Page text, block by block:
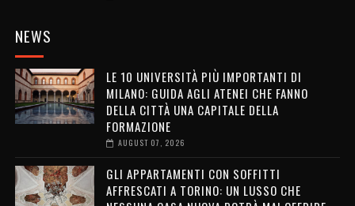
NEWS
LE 10 UNIVERSITÀ PIÙ IMPORTANTI DI
MILANO: GUIDA AGLI ATENEI CHE FANNO
DELLA CITTÀ UNA CAPITALE DELLA
FORMAZIONE
AUGUST 07, 2026
GLI APPARTAMENTI CON SOFFITTI
AFFRESCATI A TORINO: UN LUSSO CHE